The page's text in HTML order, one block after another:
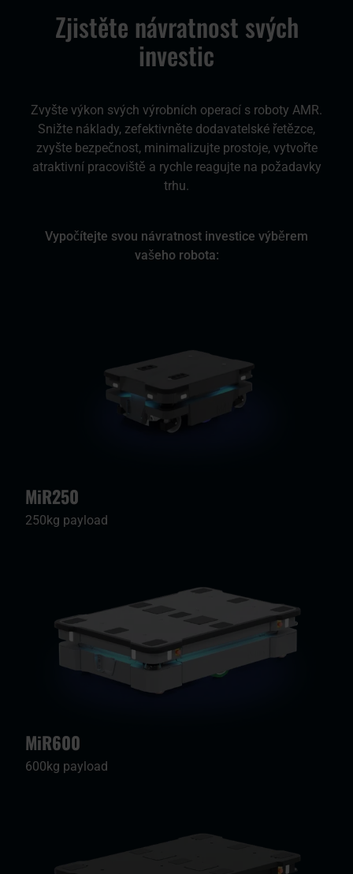
Zjistěte návratnost svých
investic
Zvyšte výkon svých výrobních operací s roboty AMR.
Snižte náklady, zefektivněte dodavatelské řetězce,
zvyšte bezpečnost, minimalizujte prostoje, vytvořte
atraktivní pracoviště a rychle reagujte na požadavky
trhu.
Vypočítejte svou návratnost investice výběrem
vašeho robota:
MiR250
250kg payload
MiR600
600kg payload